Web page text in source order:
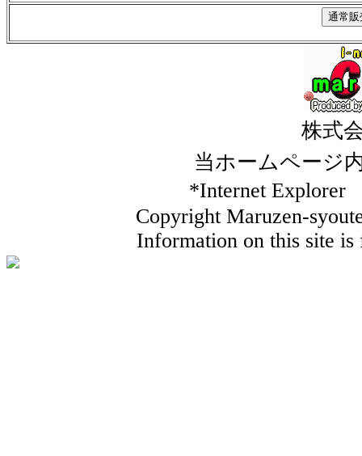
株式
当ホームページ
*Internet
Copyright Maruzen-
Information on this site is